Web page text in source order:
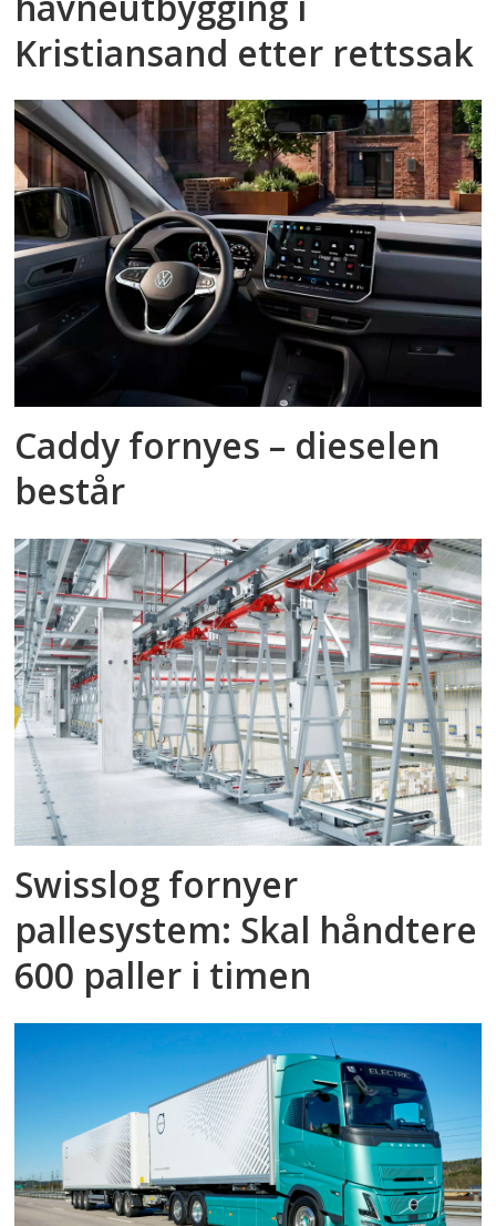
Kristiansand etter rettssak
Caddy fornyes – dieselen
består
Swisslog fornyer
pallesystem: Skal håndtere
600 paller i timen